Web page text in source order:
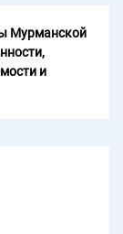
Мурманской
и